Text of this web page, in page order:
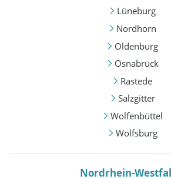
Lüneburg
Nordhorn
Oldenburg
Osnabrück
Rastede
Salzgitter
Wolfenbüttel
Wolfsburg
Nordrhein-